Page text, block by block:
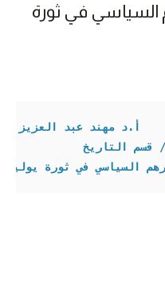
السياسي في ثورة
أ.د مهند عبد العزيز
قسم التاريخ
السياسي في ثورة يوليو-